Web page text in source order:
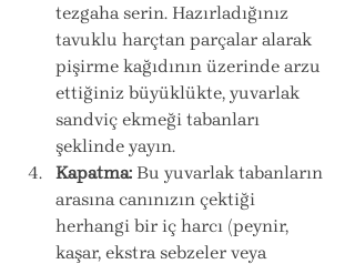
tezgaha serin. Hazırladığınız
tavuklu harçtan parçalar alarak
pişirme kağıdının üzerinde arzu
ettiğiniz büyüklükte, yuvarlak
sandviç ekmeği tabanları
şeklinde yayın.
Kapatma: Bu yuvarlak tabanların
arasına canınızın çektiği
herhangi bir iç harcı (peynir,
kaşar, ekstra sebzeler veya